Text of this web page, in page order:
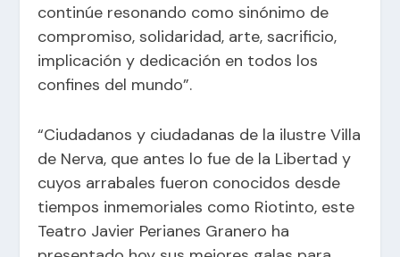
continúe resonando como sinónimo de
compromiso, solidaridad, arte, sacrificio,
implicación y dedicación en todos los
confines del mundo”.
“Ciudadanos y ciudadanas de la ilustre Villa
de Nerva, que antes lo fue de la Libertad y
cuyos arrabales fueron conocidos desde
tiempos inmemoriales como Riotinto, este
Teatro Javier Perianes Granero ha